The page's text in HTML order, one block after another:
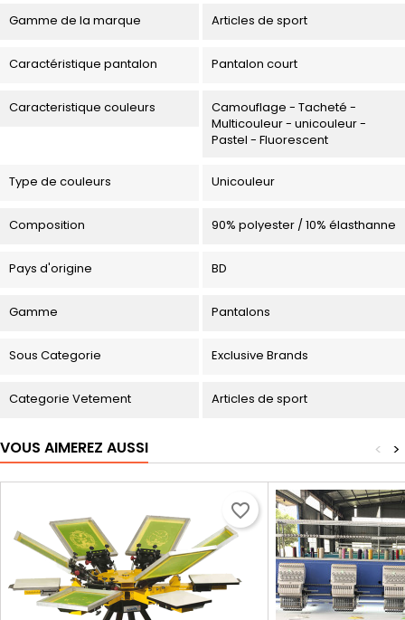
Gamme de la marque Articles de sport
Caractéristique pantalon Pantalon court
Caracteristique couleurs
Camouflage - Tacheté -
Multicouleur - unicouleur -
Pastel - Fluorescent
Type de couleurs Unicouleur
Composition 90% polyester / 10% élasthanne
Pays d'origine BD
Gamme Pantalons
Sous Categorie Exclusive Brands
Categorie Vetement Articles de sport
VOUS AIMEREZ AUSSI >
<
favorite_border